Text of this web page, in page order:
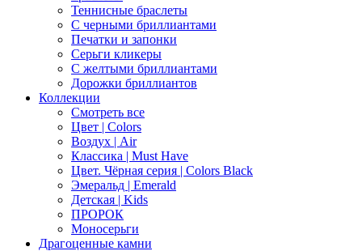
Теннисные браслеты
C черными бриллиантами
Печатки и запонки
Серьги кликеры
С желтыми бриллиантами
Дорожки бриллиантов
Коллекции
Смотреть все
Цвет | Colors
Воздух | Air
Классика | Must Have
Цвет. Чёрная серия | Colors Black
Эмеральд | Emerald
Детская | Kids
ПРОРОК
Моносерьги
Драгоценные камни